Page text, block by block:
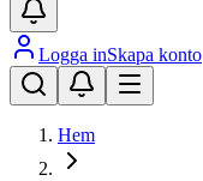
Logga inSkapa konto
Hem